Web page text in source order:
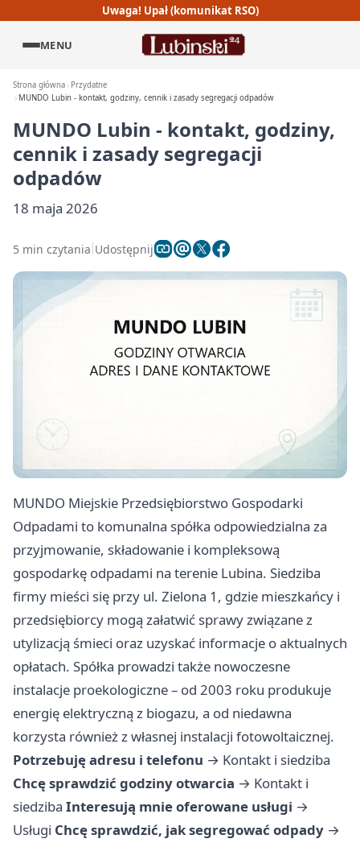
Uwaga! Upał (komunikat RSO)
MENU
Strona główna
Przydatne
MUNDO Lubin - kontakt, godziny, cennik i zasady segregacji odpadów
MUNDO Lubin - kontakt, godziny,
cennik i zasady segregacji
odpadów
18 maja 2026
5 min czytania Udostępnij
MUNDO Miejskie Przedsiębiorstwo Gospodarki
Odpadami to komunalna spółka odpowiedzialna za
przyjmowanie, składowanie i kompleksową
gospodarkę odpadami na terenie Lubina. Siedziba
firmy mieści się przy ul. Zielona 1, gdzie mieszkańcy i
przedsiębiorcy mogą załatwić sprawy związane z
utylizacją śmieci oraz uzyskać informacje o aktualnych
opłatach. Spółka prowadzi także nowoczesne
instalacje proekologiczne – od 2003 roku produkuje
energię elektryczną z biogazu, a od niedawna
korzysta również z własnej instalacji fotowoltaicznej.
Potrzebuję adresu i telefonu → Kontakt i siedziba
Chcę sprawdzić godziny otwarcia → Kontakt i
siedziba Interesują mnie oferowane usługi →
Usługi Chcę sprawdzić, jak segregować odpady →